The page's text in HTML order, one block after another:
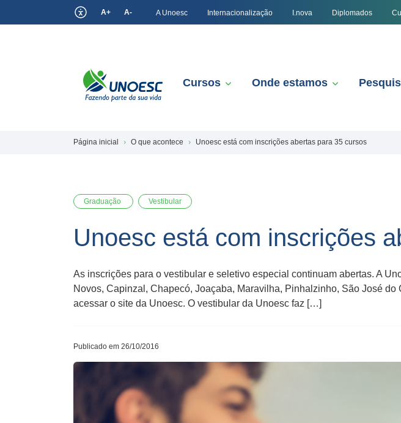
A+ A- A Unoesc Internacionalização I.nova Diplomados
Cursos Onde estamos
Página inicial O que acontece Unoesc está com inscrições abertas para 35 cursos
Graduação Vestibular
Unoesc está com inscrições
As inscrições para o vestibular e seletivo especial continuam abertas. A
Novos, Capinzal, Chapecó, Joaçaba, Maravilha, Pinhalzinho, São José
acessar o site da Unoesc. O vestibular da Unoesc faz […]
Publicado em 26/10/2016